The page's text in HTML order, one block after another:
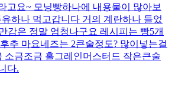
고요~ 모닝빵하나에 내용물이 많아보
하나 먹고갑니다 거의 계란하나 들었
감은 정말 엄청나구요 레시피는 빵5개
추 마요네즈는 2큰술정도? 많이넣는걸
소금조금 홀그레인머스터드 작은큰술
다.